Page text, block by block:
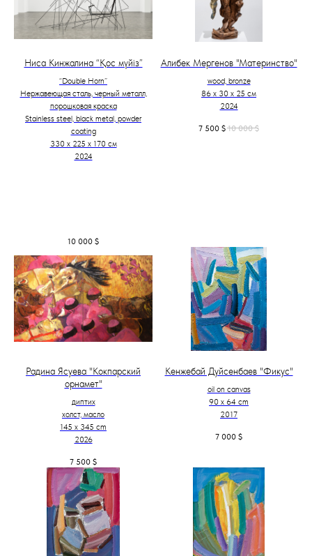
Ниса Кинжалина “Қос мүйіз”
“Double Horn”
Нержавеющая сталь, черный металл,
порошковая краска
Stainless steel, black metal, powder
coating
330 х 225 х 170 см
2024
10 000 $
Алибек Мергенов "Материнство"
wood, bronze
86 х 30 х 25 см
2024
7 500 $ 10 000 $
Радина Ясуева "Кокпарский
орнамет"
диптих
холст, масло
145 х 345 cm
2026
7 500 $
Кенжебай Дуйсенбаев "Фикус"
oil on canvas
90 x 64 cm
2017
7 000 $